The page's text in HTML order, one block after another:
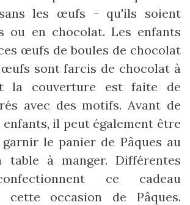
les œufs - qu'ils soient
ou en chocolat. Les enfants
œufs de boules de chocolat
sont farcis de chocolat à
la couverture est faite de
avec des motifs. Avant de
il peut également être
le panier de Pâques au
à manger. Différentes
ce cadeau
cette occasion de Pâques.